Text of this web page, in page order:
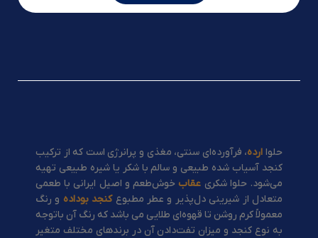
حلوا ارده، فرآورده‌ای سنتی، مغذی و پرانرژی است که از ترکیب
کنجد آسیاب شده طبیعی و سالم با شکر یا شیره طبیعی تهیه
می‌شود. حلوا شکری عقاب خوش‌طعم و اصیل ایرانی با طعمی
متعادل از شیرینی دل‌پذیر و عطر مطبوعکنجد بو‌داده و رنگ
معمولاً کرم روشن تا قهوه‌ای طلایی می باشد که رنگ آن باتوجه
به نوع کنجد و میزان تفت‌دادن آن در برندهای مختلف متغیر